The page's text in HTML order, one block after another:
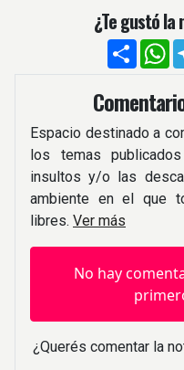
¿Te gustó
Espacio destinado a
los temas
insultos y/o las
ambiente en el que
libres. Ver más
No hay
¿Querés comentar la